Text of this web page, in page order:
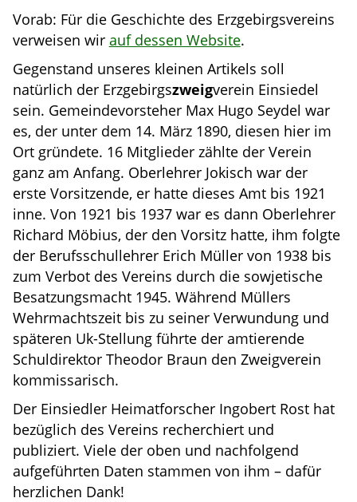
Vorab: Für die Geschichte des Erzgebirgsvereins
verweisen wir auf dessen Website.
Gegenstand unseres kleinen Artikels soll
natürlich der Erzgebirgszweigverein Einsiedel
sein. Gemeindevorsteher Max Hugo Seydel war
es, der unter dem 14. März 1890, diesen hier im
Ort gründete. 16 Mitglieder zählte der Verein
ganz am Anfang. Oberlehrer Jokisch war der
erste Vorsitzende, er hatte dieses Amt bis 1921
inne. Von 1921 bis 1937 war es dann Oberlehrer
Richard Möbius, der den Vorsitz hatte, ihm folgte
der Berufsschullehrer Erich Müller von 1938 bis
zum Verbot des Vereins durch die sowjetische
Besatzungsmacht 1945. Während Müllers
Wehrmachtszeit bis zu seiner Verwundung und
späteren Uk-Stellung führte der amtierende
Schuldirektor Theodor Braun den Zweigverein
kommissarisch.
Der Einsiedler Heimatforscher Ingobert Rost hat
bezüglich des Vereins recherchiert und
publiziert. Viele der oben und nachfolgend
aufgeführten Daten stammen von ihm – dafür
herzlichen Dank!